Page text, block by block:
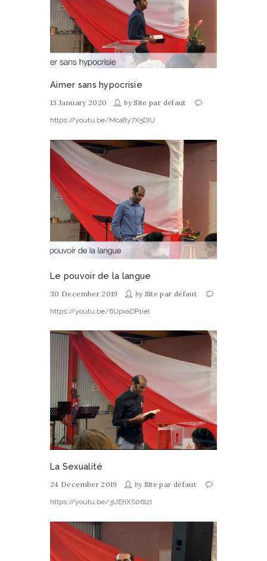
Aimer sans hypocrisie
13 January 2020 bySite par défaut
https://youtu.be/Mca8y7X5DIU
Le pouvoir de la langue
30 December 2019 by Site par défaut
https://youtu.be/6UpxaDP1ieI
La Sexualité
24 December 2019 by Site par défaut
https://youtu.be/3UEhXS06l2I